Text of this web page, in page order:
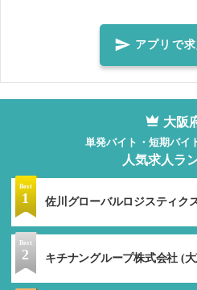
して、手洗い・消毒実施、正しくマス
をお願いします。 ※4.複数応募の場合
合、その後の仕事もキャンセルされる
い。 ＜正しいマスク着用＞鼻～アゴ
ように覆うようにマスクを装着してく
調・体温チェックをした上、店長、又
アプリで
大阪
単発バイト・短期バイ
人気求人ラ
Best
1 佐川グローバルロジスティク
Best
2 キチナングループ株式会社 (